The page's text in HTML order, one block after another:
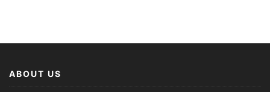
ABOUT US